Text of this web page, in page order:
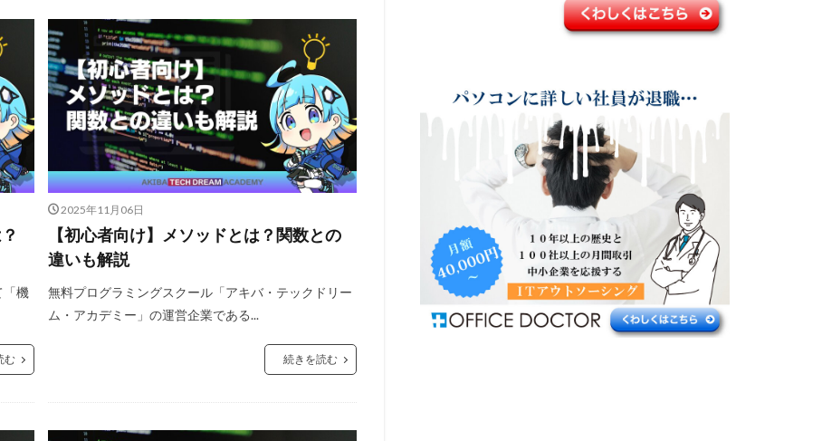
機
む
2025年11月06日
【初心者向け】メソッドとは？関数との
違いも解説
無料プログラミングスクール「アキバ・テックドリー
ム・アカデミー」の運営企業である...
続きを読む